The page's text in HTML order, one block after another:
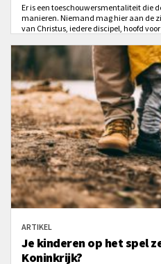
Er is een toeschouwersmentaliteit die
manieren. Niemand mag hier aan de
van Christus, iedere discipel, hoofd
hem gesteld heeft.
ARTIKEL
Je kinderen op het spel
Koninkrijk?